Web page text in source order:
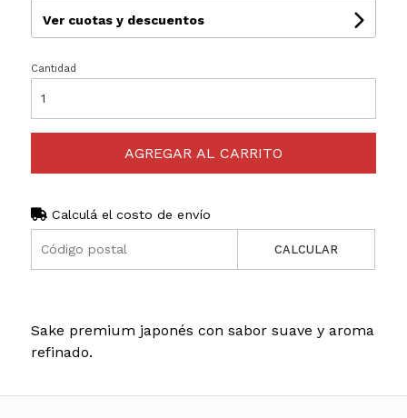
Ver cuotas y descuentos
Cantidad
AGREGAR AL CARRITO
Calculá el costo de envío
CALCULAR
Sake premium japonés con sabor suave y aroma
refinado.